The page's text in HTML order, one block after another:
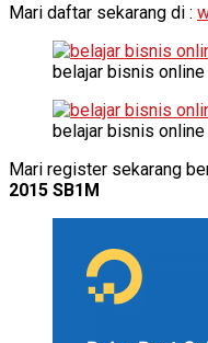
Mari daftar sekarang di :
belajar bisnis
belajar bisnis
Mari register sekarang
2015 SB1M